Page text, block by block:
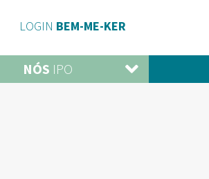
LOGIN BEM-ME-KER
NÓS IPO